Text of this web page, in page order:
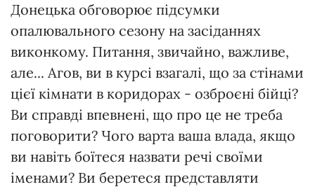
Донецька обговорює підсумки
опалювального сезону на засіданнях
виконкому. Питання, звичайно, важливе,
але... Агов, ви в курсі взагалі, що за стінами
цієї кімнати в коридорах - озброєні бійці?
Ви справді впевнені, що про це не треба
поговорити? Чого варта ваша влада, якщо
ви навіть боїтеся назвати речі своїми
іменами? Ви беретеся представляти